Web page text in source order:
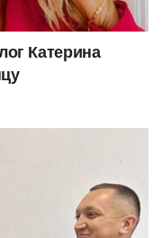
Катерина